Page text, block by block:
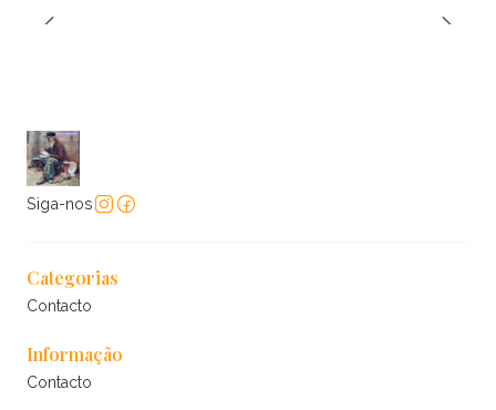
Siga-nos
Categorias
Contacto
Informação
Contacto